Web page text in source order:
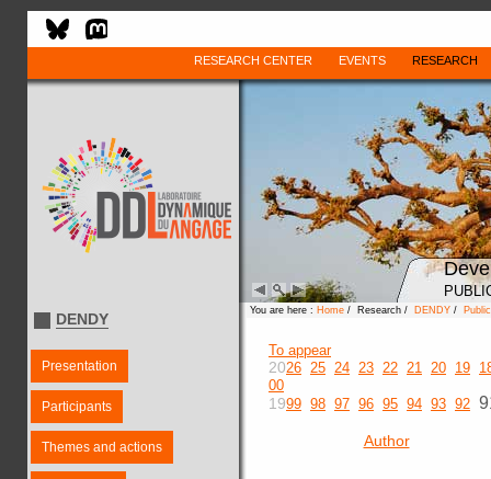
RESEARCH CENTER EVENTS RESEARCH
DENDY
Presentation
Participants
Themes and actions
You are here : Home / Research / DENDY /
To appear
2026 25 24 23 22 21 20 19
00
1999 98 97 96 95 94 93 92
Author